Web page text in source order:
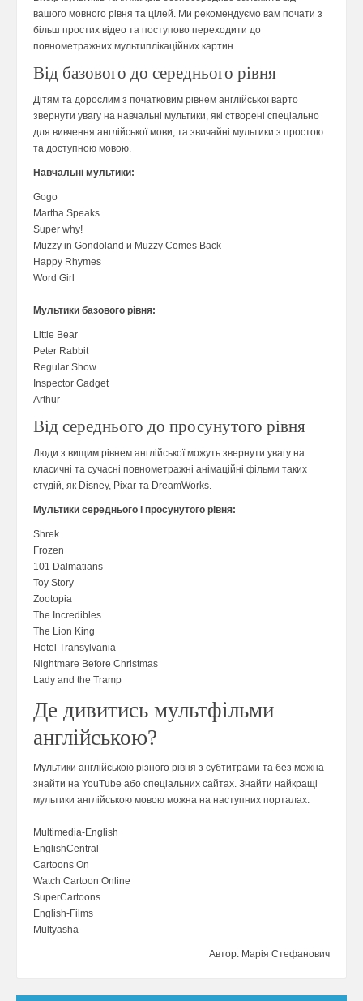
вашого мовного рівня та цілей. Ми рекомендуємо вам почати з
більш простих відео та поступово переходити до
повнометражних мультиплікаційних картин.
Від базового до середнього рівня
Дітям та дорослим з початковим рівнем англійської варто
звернути увагу на навчальні мультики, які створені спеціально
для вивчення англійської мови, та звичайні мультики з простою
та доступною мовою.
Навчальні мультики:
Gogo
Martha Speaks
Super why!
Muzzy in Gondoland и Muzzy Comes Back
Happy Rhymes
Word Girl
Мультики базового рівня:
Little Bear
Peter Rabbit
Regular Show
Inspector Gadget
Arthur
Від середнього до просунутого рівня
Люди з вищим рівнем англійської можуть звернути увагу на
класичні та сучасні повнометражні анімаційні фільми таких
студій, як Disney, Pixar та DreamWorks.
Мультики середнього і просунутого рівня:
Shrek
Frozen
101 Dalmatians
Toy Story
Zootopia
The Incredibles
The Lion King
Hotel Transylvania
Nightmare Before Christmas
Lady and the Tramp
Де дивитись мультфільми
англійською?
Мультики англійською різного рівня з субтитрами та без можна
знайти на YouTube або спеціальних сайтах. Знайти найкращі
мультики англійською мовою можна на наступних порталах:
Multimedia-English
EnglishCentral
Cartoons On
Watch Cartoon Online
SuperCartoons
English-Films
Multyasha
Автор: Марія Стефанович